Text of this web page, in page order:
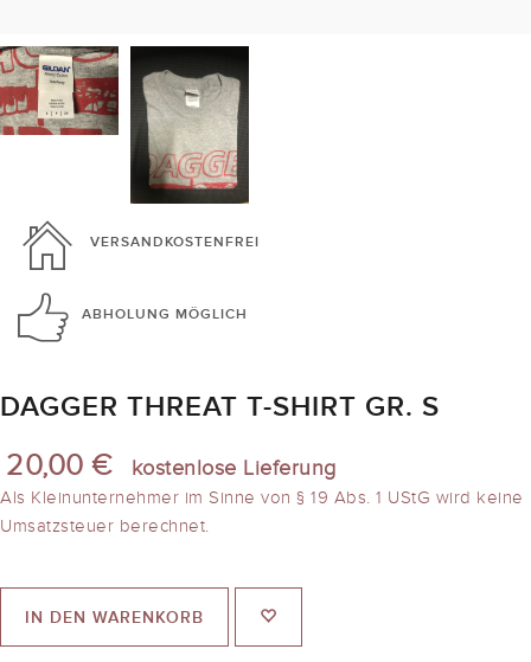
VERSANDKOSTENFREI
ABHOLUNG MÖGLICH
DAGGER THREAT T-SHIRT GR. S
20,00 € kostenlose Lieferung
Als Kleinunternehmer im Sinne von § 19 Abs. 1 UStG wird keine
Umsatzsteuer berechnet.
IN DEN WARENKORB